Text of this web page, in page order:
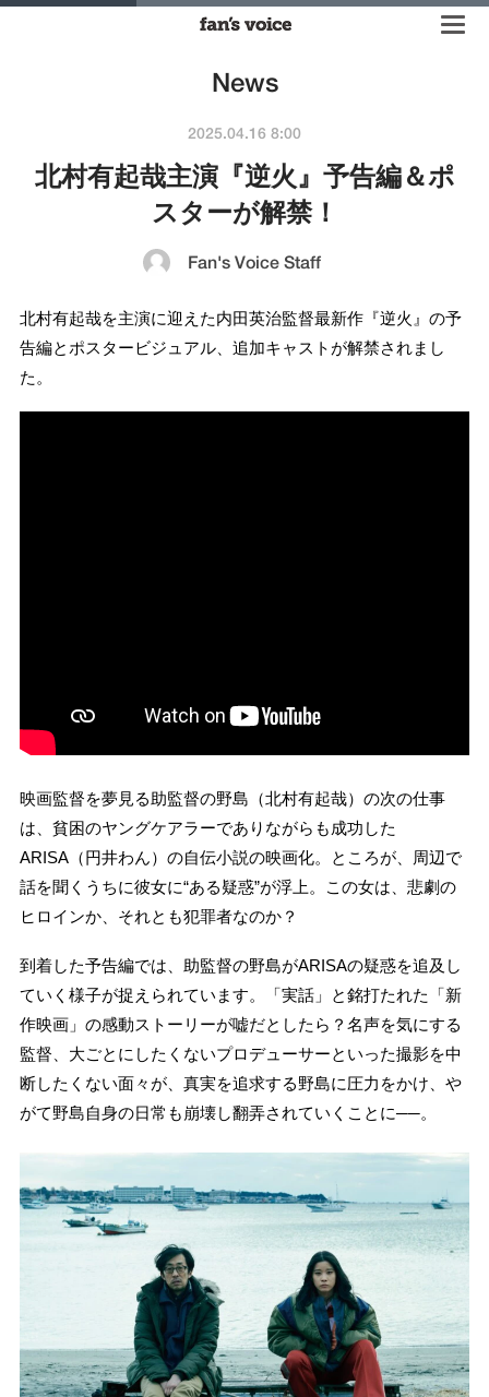
News
2025.04.16 8:00
北村有起哉主演『逆火』予告編＆ポ
スターが解禁！
Fan's Voice Staff
北村有起哉を主演に迎えた内田英治監督最新作『逆火』の予
告編とポスタービジュアル、追加キャストが解禁されまし
た。
映画監督を夢見る助監督の野島（北村有起哉）の次の仕事
は、貧困のヤングケアラーでありながらも成功した
ARISA（円井わん）の自伝小説の映画化。ところが、周辺で
話を聞くうちに彼女に“ある疑惑”が浮上。この女は、悲劇の
ヒロインか、それとも犯罪者なのか？
到着した予告編では、助監督の野島がARISAの疑惑を追及し
ていく様子が捉えられています。「実話」と銘打たれた「新
作映画」の感動ストーリーが嘘だとしたら？名声を気にする
監督、大ごとにしたくないプロデューサーといった撮影を中
断したくない面々が、真実を追求する野島に圧力をかけ、や
がて野島自身の日常も崩壊し翻弄されていくことに──。